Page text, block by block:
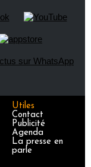
Utiles
Contact
Publicité
Agenda
La presse en
parle